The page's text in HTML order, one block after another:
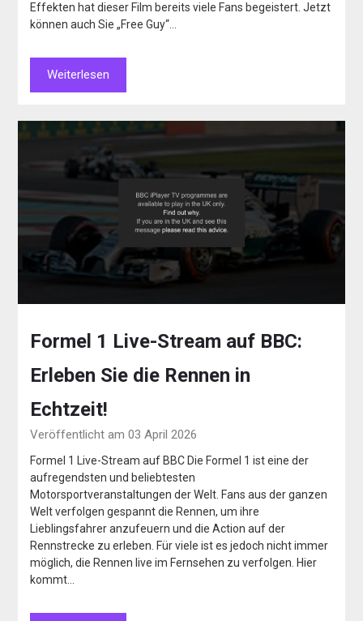
Effekten hat dieser Film bereits viele Fans begeistert. Jetzt
können auch Sie „Free Guy“…
Weiterlesen
Formel 1 Live-Stream auf BBC:
Erleben Sie die Rennen in
Echtzeit!
Veröffentlicht am 03 April 2026
Formel 1 Live-Stream auf BBC Die Formel 1 ist eine der
aufregendsten und beliebtesten
Motorsportveranstaltungen der Welt. Fans aus der ganzen
Welt verfolgen gespannt die Rennen, um ihre
Lieblingsfahrer anzufeuern und die Action auf der
Rennstrecke zu erleben. Für viele ist es jedoch nicht immer
möglich, die Rennen live im Fernsehen zu verfolgen. Hier
kommt…